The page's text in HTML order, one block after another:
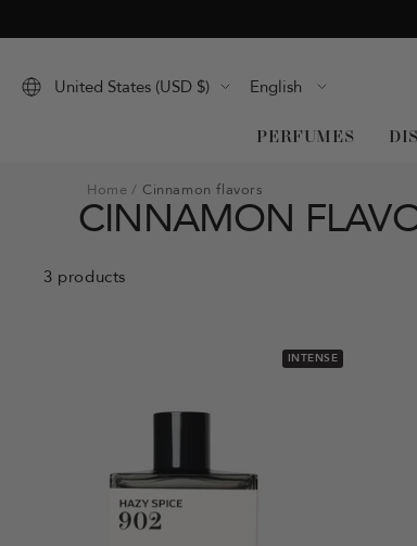
to
PERFUMES
United States (USD $) Language
English
Home Cinnamon flavors
CINNAMON
3 products
INTENSE